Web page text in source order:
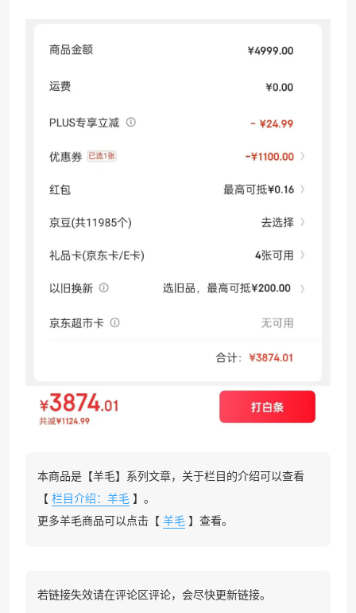
本商品是【羊毛】系列文章，关于栏目的介绍可以查看
【 栏目介绍：羊毛 】。
更多羊毛商品可以点击【 羊毛 】查看。
若链接失效请在评论区评论，会尽快更新链接。